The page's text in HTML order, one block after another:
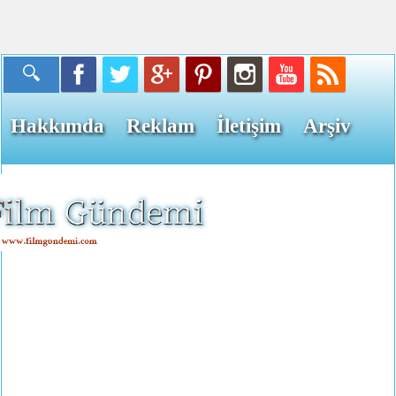
Hakkımda Reklam İletişim Arşiv